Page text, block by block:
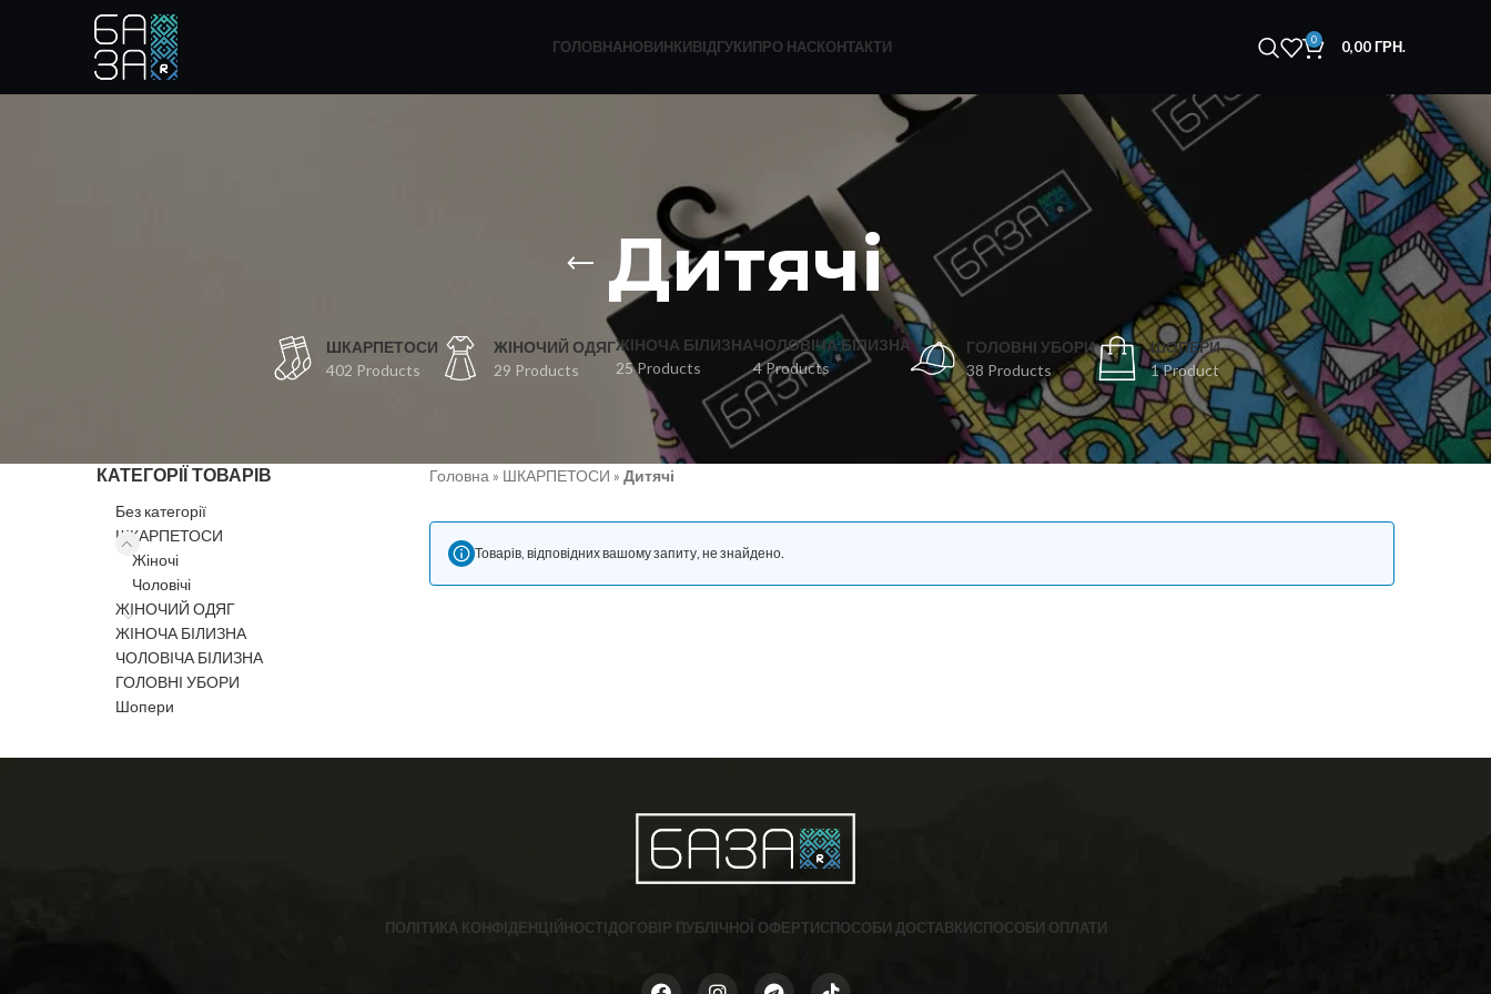
ГОЛОВНАНОВИНКИВІДГУКИПРО НАСКОНТАКТИ 0 0,00ГРН.
Дитячі
ШКАРПЕТОСИ
402 Products
ЖІНОЧИЙ ОДЯГ
29 Products
ЖІНОЧА БІЛИЗНА
25 Products
ЧОЛОВІЧА БІЛИЗНА
4 Products
ГОЛОВНІ УБОРИ
38 Products
ШОПЕРИ
1 Product
КАТЕГОРІЇ ТОВАРІВ
Без категорії
ШКАРПЕТОСИ
Жіночі
Чоловічі
ЖІНОЧИЙ ОДЯГ
ЖІНОЧА БІЛИЗНА
ЧОЛОВІЧА БІЛИЗНА
ГОЛОВНІ УБОРИ
Шопери
Головна » ШКАРПЕТОСИ » Дитячі
Товарів, відповідних вашому запиту, не знайдено.
ПОЛІТИКА КОНФІДЕНЦІЙНОСТІДОГОВІР ПУБЛІЧНОЇ ОФЕРТИСПОСОБИ ДОСТАВКИСПОСОБИ ОПЛАТИ